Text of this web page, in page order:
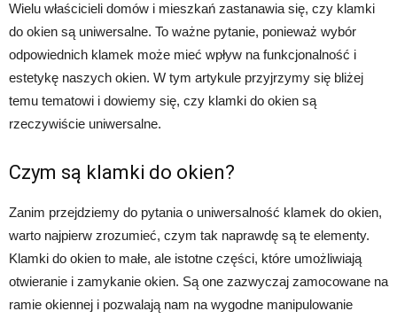
Wielu właścicieli domów i mieszkań zastanawia się, czy klamki
do okien są uniwersalne. To ważne pytanie, ponieważ wybór
odpowiednich klamek może mieć wpływ na funkcjonalność i
estetykę naszych okien. W tym artykule przyjrzymy się bliżej
temu tematowi i dowiemy się, czy klamki do okien są
rzeczywiście uniwersalne.
Czym są klamki do okien?
Zanim przejdziemy do pytania o uniwersalność klamek do okien,
warto najpierw zrozumieć, czym tak naprawdę są te elementy.
Klamki do okien to małe, ale istotne części, które umożliwiają
otwieranie i zamykanie okien. Są one zazwyczaj zamocowane na
ramie okiennej i pozwalają nam na wygodne manipulowanie